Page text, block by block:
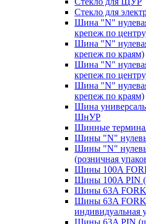
Стекло для
Шина "N"
крепеж по
Шина "N"
крепеж по краям)
Шина "N"
крепеж по
Шина "N"
крепеж по краям)
Шина
ШнУР
Шинные
Шины "N"
Шины "N"
(розничная
Шины 100A
Шины 100A PIN
Шины 63A FORK
Шины 63A FORK
индивидуальная
Шины 63A PIN